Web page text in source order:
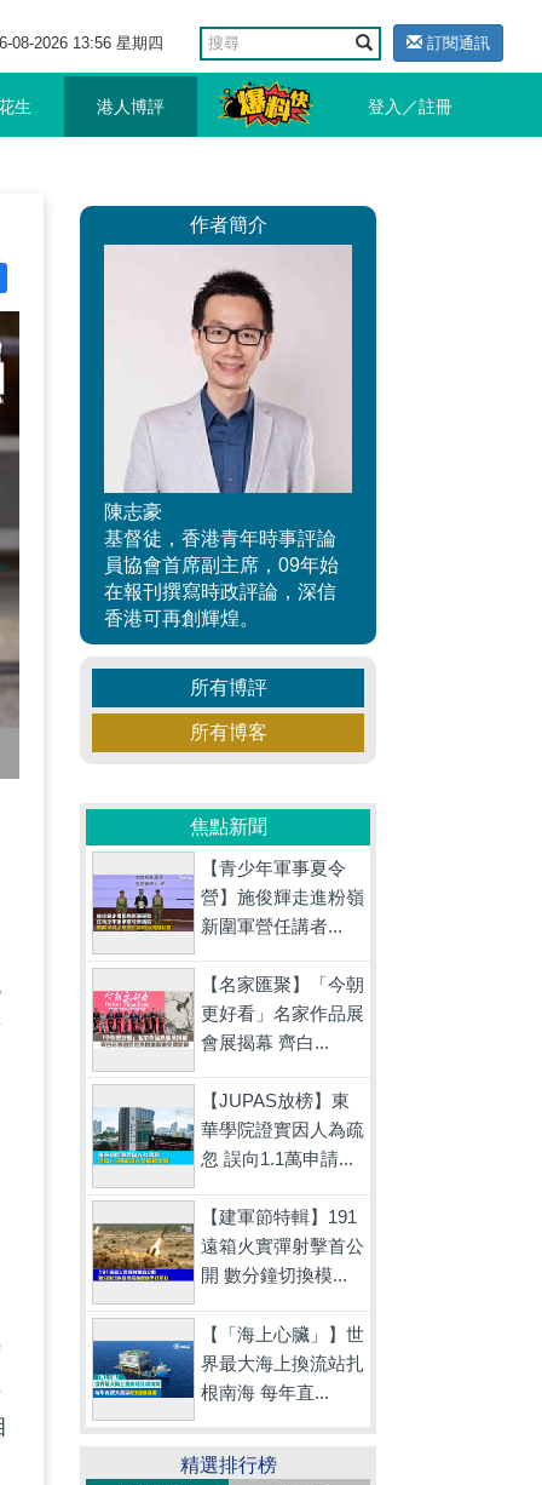
08-2026 13:56 星期四 訂閱通訊
生 港人博評 登入／註冊
作者簡介
陳志豪
基督徒，香港青年時事評論
員協會首席副主席，09年始
在報刊撰寫時政評論，深信
香港可再創輝煌。
所有博評
所有博客
焦點新聞
【青少年軍事夏令
營】施俊輝走進粉嶺
新圍軍營任講者...
【名家匯聚】「今朝
更好看」名家作品展
會展揭幕 齊白...
【JUPAS放榜】東
華學院證實因人為疏
忽 誤向1.1萬申請...
【建軍節特輯】191
遠箱火實彈射擊首公
開 數分鐘切換模...
【「海上心臟」】世
界最大海上換流站扎
根南海 每年直...
精選排行榜